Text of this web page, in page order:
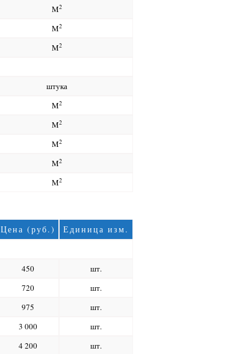
M2
M2
M2
штука
M2
M2
M2
M2
M2
Цена (руб.)
Единица изм.
450
шт.
720
шт.
975
шт.
3 000
шт.
4 200
шт.